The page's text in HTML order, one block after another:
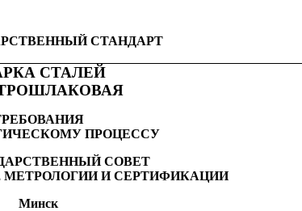
СТАНДАРТ
СТАЛЕЙ
ПРОЦЕССУ
СОВЕТ
МЕТРОЛОГИИ И СЕРТИФИКАЦИИ
Минск